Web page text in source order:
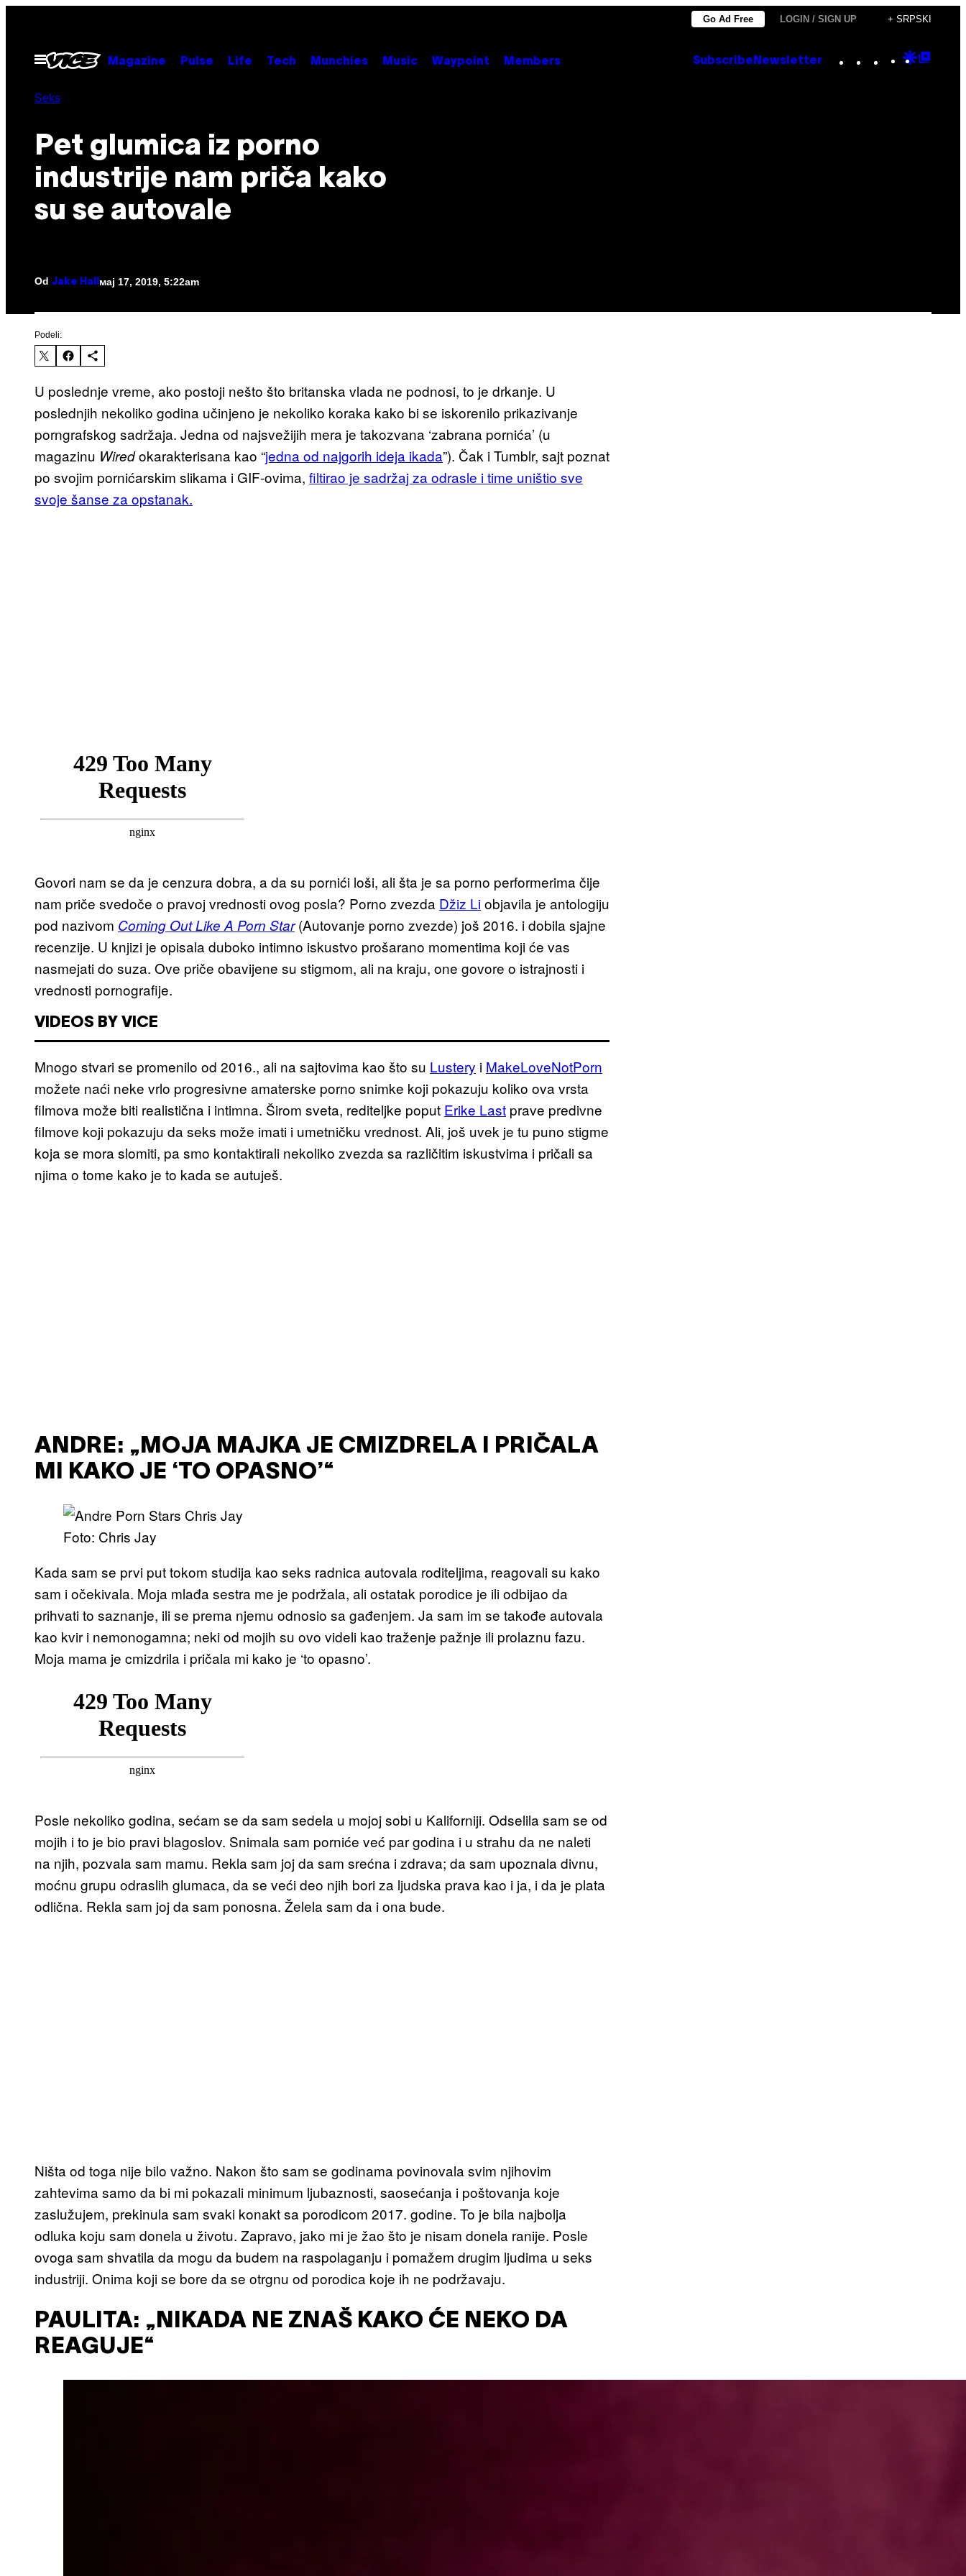
садржај
Go Ad Free LOGIN / SIGN UP + SRPSKI
Otvori
Meni
Magazine Pulse Life Tech Munchies Music Waypoint Members Subscribe Newsletter Instagram
TikTok
YouTube
Google
Seks
Pet glumica iz porno
industrije nam priča kako
su se autovale
Od Jake Hall мај 17, 2019, 5:22am
Podeli:
U poslednje vreme, ako postoji nešto što britanska vlada ne podnosi, to je drkanje. U
poslednjih nekoliko godina učinjeno je nekoliko koraka kako bi se iskorenilo prikazivanje
porngrafskog sadržaja. Jedna od najsvežijih mera je takozvana ‘zabrana pornića’ (u
magazinu Wiredokarakterisana kao “jedna od najgorih ideja ikada”). Čak i Tumblr, sajt poznat
po svojim pornićarskim slikama i GIF-ovima, filtirao je sadržaj za odrasle i time uništio sve
svoje šanse za opstanak.
Govori nam se da je cenzura dobra, a da su pornići loši, ali šta je sa porno performerima čije
nam priče svedoče o pravoj vrednosti ovog posla? Porno zvezda Džiz Liobjavila je antologiju
pod nazivom Coming Out Like A Porn Star(Autovanje porno zvezde) još 2016. i dobila sjajne
recenzije. U knjizi je opisala duboko intimno iskustvo prošarano momentima koji će vas
nasmejati do suza. Ove priče obavijene su stigmom, ali na kraju, one govore o istrajnosti i
vrednosti pornografije.
VIDEOS BY VICE
Mnogo stvari se promenilo od 2016., ali na sajtovima kao što su Lustery i MakeLoveNotPorn
možete naći neke vrlo progresivne amaterske porno snimke koji pokazuju koliko ova vrsta
filmova može biti realistična i intimna. Širom sveta, rediteljke poput Erike Last prave predivne
filmove koji pokazuju da seks može imati i umetničku vrednost. Ali, još uvek je tu puno stigme
koja se mora slomiti, pa smo kontaktirali nekoliko zvezda sa različitim iskustvima i pričali sa
njima o tome kako je to kada se autuješ.
ANDRE: „MOJA MAJKA JE CMIZDRELA I PRIČALA
MI KAKO JE ‘TO OPASNO’“
Foto: Chris Jay
Kada sam se prvi put tokom studija kao seks radnica autovala roditeljima, reagovali su kako
sam i očekivala. Moja mlađa sestra me je podržala, ali ostatak porodice je ili odbijao da
prihvati to saznanje, ili se prema njemu odnosio sa gađenjem. Ja sam im se takođe autovala
kao kvir i nemonogamna; neki od mojih su ovo videli kao traženje pažnje ili prolaznu fazu.
Moja mama je cmizdrila i pričala mi kako je ‘to opasno’.
Posle nekoliko godina, sećam se da sam sedela u mojoj sobi u Kaliforniji. Odselila sam se od
mojih i to je bio pravi blagoslov. Snimala sam porniće već par godina i u strahu da ne naleti
na njih, pozvala sam mamu. Rekla sam joj da sam srećna i zdrava; da sam upoznala divnu,
moćnu grupu odraslih glumaca, da se veći deo njih bori za ljudska prava kao i ja, i da je plata
odlična. Rekla sam joj da sam ponosna. Želela sam da i ona bude.
Ništa od toga nije bilo važno. Nakon što sam se godinama povinovala svim njihovim
zahtevima samo da bi mi pokazali minimum ljubaznosti, saosećanja i poštovanja koje
zaslužujem, prekinula sam svaki konakt sa porodicom 2017. godine. To je bila najbolja
odluka koju sam donela u životu. Zapravo, jako mi je žao što je nisam donela ranije. Posle
ovoga sam shvatila da mogu da budem na raspolaganju i pomažem drugim ljudima u seks
industriji. Onima koji se bore da se otrgnu od porodica koje ih ne podržavaju.
PAULITA: „NIKADA NE ZNAŠ KAKO ĆE NEKO DA
REAGUJE“